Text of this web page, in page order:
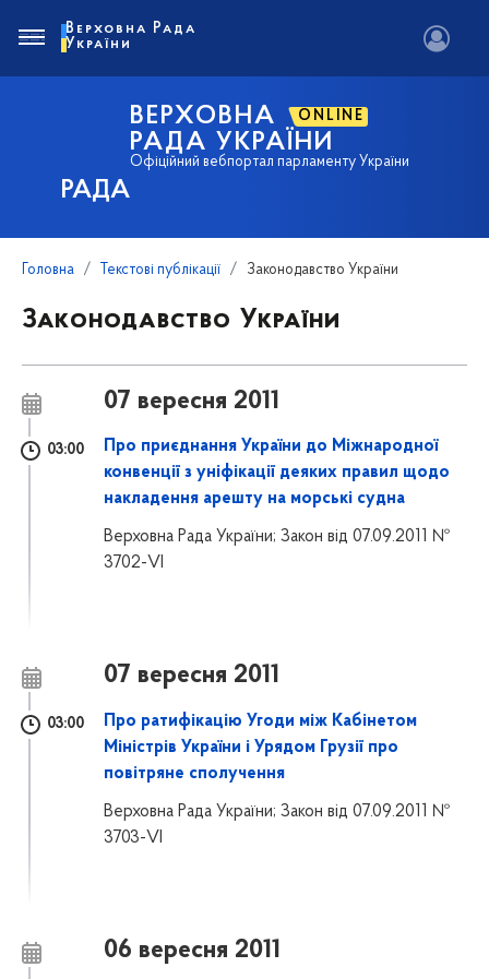
РАДА
ВЕРХОВНА ONLINE
РАДА УКРАЇНИ
Офіційний вебпортал парламенту України
Верховна Рада
України
Головна Текстові публікації Законодавство України
Законодавство України
07 вересня 2011
03:00
Про приєднання України до Міжнародної
конвенції з уніфікації деяких правил щодо
накладення арешту на морські судна
Верховна Рада України; Закон від 07.09.2011 №
3702-VI
07 вересня 2011
03:00
Про ратифікацію Угоди між Кабінетом
Міністрів України і Урядом Грузії про
повітряне сполучення
Верховна Рада України; Закон від 07.09.2011 №
3703-VI
06 вересня 2011